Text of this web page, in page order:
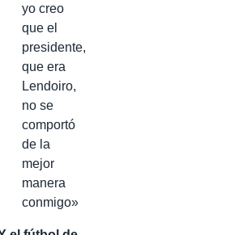
yo creo
que el
presidente,
que era
Lendoiro,
no se
comportó
de la
mejor
manera
conmigo»